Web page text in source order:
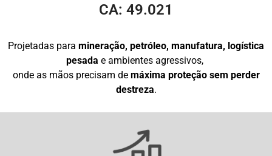
CA: 49.021
Projetadas para mineração, petróleo, manufatura, logística
pesada e ambientes agressivos,
onde as mãos precisam de máxima proteção sem perder
destreza.